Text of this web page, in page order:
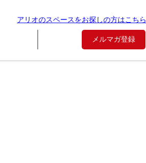
アリオのスペースをお探しの方はこちら
メルマガ登録